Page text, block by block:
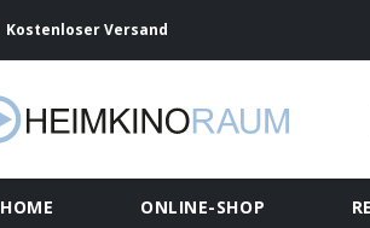
Kostenloser Versand
HOME ONLINE-SHOP